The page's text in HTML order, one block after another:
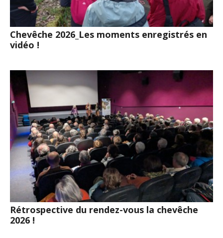
Chevêche 2026_Les moments enregistrés en
vidéo !
Rétrospective du rendez-vous la chevêche
2026 !